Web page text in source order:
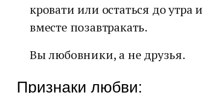
кровати или остаться до утра и
вместе позавтракать.
Вы любовники, а не друзья.
Признаки любви: